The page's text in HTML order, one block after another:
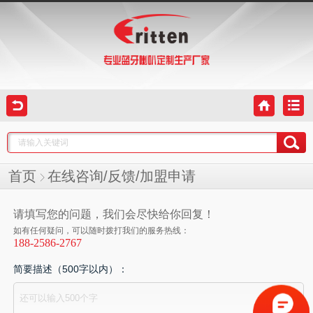
首页 在线咨询/反馈/加盟申请
请填写您的问题，我们会尽快给你回复！
如有任何疑问，可以随时拨打我们的服务热线：
188-2586-2767
简要描述（500字以内）：